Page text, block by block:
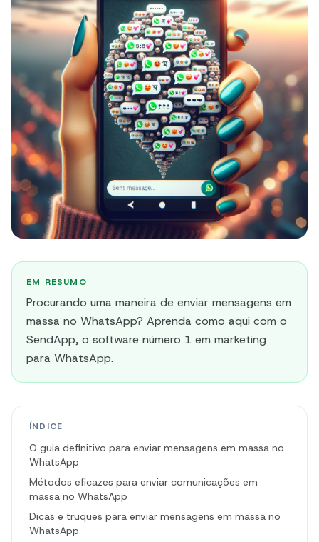
EM RESUMO
Procurando uma maneira de enviar mensagens em
massa no WhatsApp? Aprenda como aqui com o
SendApp, o software número 1 em marketing
para WhatsApp.
ÍNDICE
O guia definitivo para enviar mensagens em massa no
WhatsApp
Métodos eficazes para enviar comunicações em
massa no WhatsApp
Dicas e truques para enviar mensagens em massa no
WhatsApp